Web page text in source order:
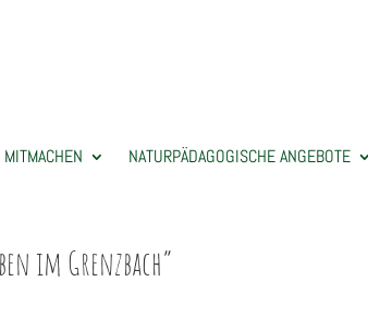
NATURPÄDAGOGISCHE ANGEBOTE
im Grenzbach“